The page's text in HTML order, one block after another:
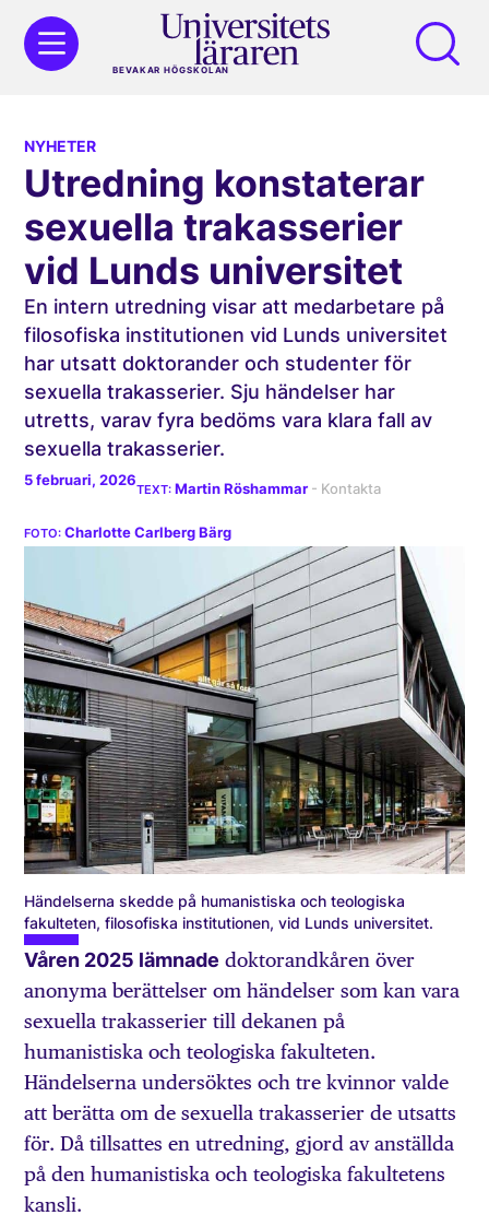
BEVAKAR HÖGSKOLAN
NYHETER
Utredning konstaterar
sexuella trakasserier
vid Lunds universitet
En intern utredning visar att medarbetare på
filosofiska institutionen vid Lunds universitet
har utsatt doktorander och studenter för
sexuella trakasserier. Sju händelser har
utretts, varav fyra bedöms vara klara fall av
sexuella trakasserier.
5 februari, 2026
Martin Röshammar
Charlotte Carlberg Bärg
Händelserna skedde på humanistiska och teologiska
fakulteten, filosofiska institutionen, vid Lunds universitet.
Våren 2025 lämnade doktorandkåren över
anonyma berättelser om händelser som kan vara
sexuella trakasserier till dekanen på
humanistiska och teologiska fakulteten.
Händelserna undersöktes och tre kvinnor valde
att berätta om de sexuella trakasserier de utsatts
för. Då tillsattes en utredning, gjord av anställda
på den humanistiska och teologiska fakultetens
kansli.